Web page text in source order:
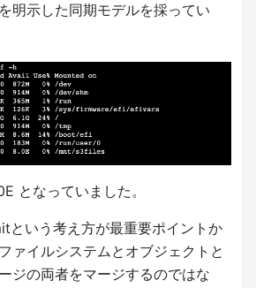
明示した同期モデルを採ってい
となっていました。
という考え方が最重要ポイントか
ァイルシステムとオブジェクトと
ジの両者をマージするのではな